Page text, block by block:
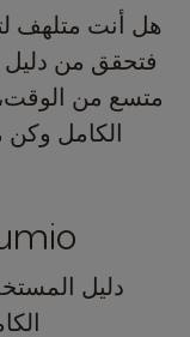
هل أنت متلهف
فتحقق من دليل
متسع من
الكامل وكن
دليل